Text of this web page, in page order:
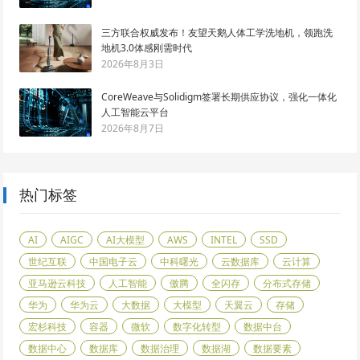
三方联合权威发布！友望天鹅人体工学洗地机，领跑洗
地机3.0体感刚需时代
2026年8月3日
CoreWeave与Solidigm签署长期供应协议，强化一体化
人工智能云平台
2026年8月7日
热门标签
AI AIGC AI大模型 AWS INTEL
SSD
世纪互联
中国电子云 中科曙光 云数据库
云计算
亚马逊云科技
人工智能 傲腾 全闪存
分布式存储
华为
华为云 大数据 大模型 天翼云
存储
宏杉科技
容器 微软 数字化转型
数据中台
数据中心
数据库 数据治理 数据湖 数据要素